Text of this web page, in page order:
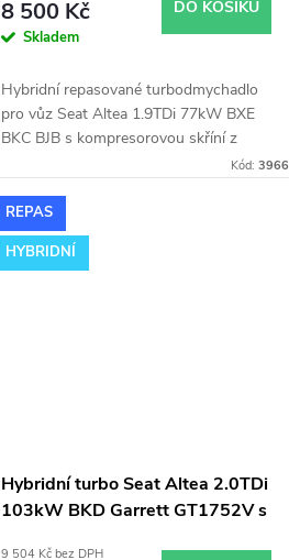
8 500 Kč
Skladem
DO KOŠÍKU
Hybridní repasované turbodmychadlo
pro vůz Seat Altea 1.9TDi 77kW BXE
BKC BJB s kompresorovou skříní z
Kód: 3966
REPAS
HYBRIDNÍ
Hybridní turbo Seat Altea 2.0TDi
103kW BKD Garrett GT1752V s
9 504 Kč bez DPH